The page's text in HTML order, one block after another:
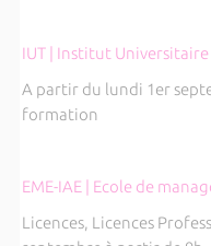
IUT | Institut
A partir du lundi 1er
formation
EME-IAE | Ecole de
Licences, Licences